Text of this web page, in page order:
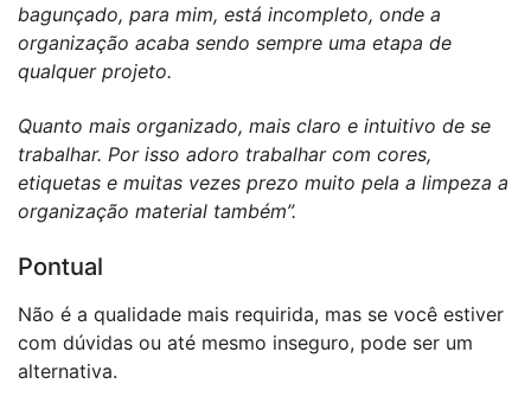
bagunçado, para mim, está incompleto, onde a
organização acaba sendo sempre uma etapa de
qualquer projeto.
Quanto mais organizado, mais claro e intuitivo de se
trabalhar. Por isso adoro trabalhar com cores,
etiquetas e muitas vezes prezo muito pela a limpeza a
organização material também”.
Pontual
Não é a qualidade mais requirida, mas se você estiver
com dúvidas ou até mesmo inseguro, pode ser um
alternativa.